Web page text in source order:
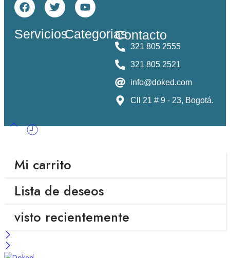
ServiciosCategoriasContacto
321 805 2555
321 805 2521
info@doked.com
Cll 21 # 9 - 23, Bogotá.
Mi carrito
Lista de deseos
visto recientemente